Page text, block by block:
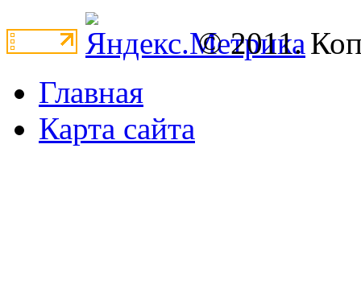
© 2011.
Главная
Карта сайта